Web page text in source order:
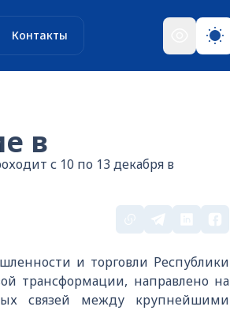
Контакты
в
с 10 по 13 декабря в
и торговли Республики
трансформации, направлено на
связей между крупнейшими